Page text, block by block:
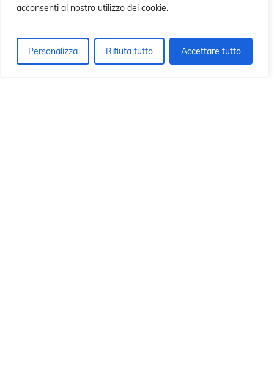
acconsenti al nostro utilizzo dei cookie.
Personalizza Rifiuta tutto Accettare tutto